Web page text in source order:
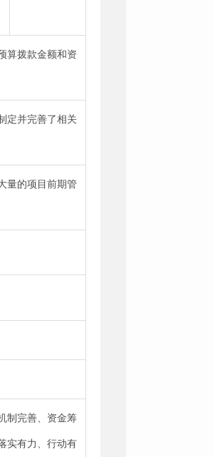
算拨款金额和资
定并完善了相关
量的项目前期管
制完善、资金筹
实有力、行动有